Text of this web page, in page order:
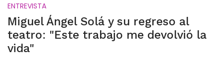
ENTREVISTA
Miguel Ángel Solá y su regreso al
teatro: "Este trabajo me devolvió la
vida"